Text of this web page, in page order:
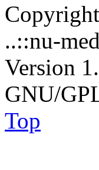
..::nu-
Version
GNU/
Top